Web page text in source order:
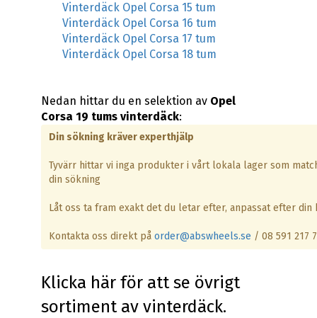
Vinterdäck Opel Corsa 15 tum
Vinterdäck Opel Corsa 16 tum
Vinterdäck Opel Corsa 17 tum
Vinterdäck Opel Corsa 18 tum
Nedan hittar du en selektion av Opel
Corsa 19 tums vinterdäck:
Din sökning kräver experthjälp
Tyvärr hittar vi inga produkter i vårt lokala lager som
din sökning
Låt oss ta fram exakt det du letar efter, anpassat efter din
Kontakta oss direkt påorder@abswheels.se / 08 591 217
Klicka här för att se övrigt
sortiment av vinterdäck.